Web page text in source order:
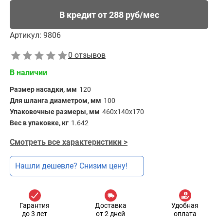
В кредит от 288 руб/мес
Артикул: 9806
0 отзывов
В наличии
Размер насадки, мм 120
Для шланга диаметром, мм 100
Упаковочные размеры, мм 460x140x170
Вес в упаковке, кг 1.642
Смотреть все характеристики >
Нашли дешевле? Снизим цену!
Гарантия
до 3 лет
Доставка
от 2 дней
Удобная
оплата